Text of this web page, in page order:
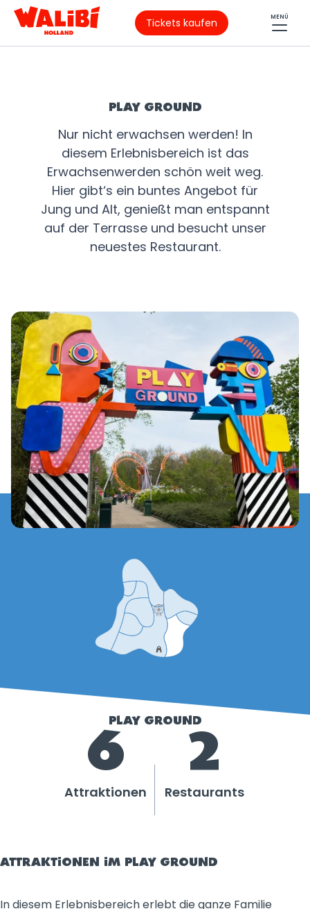
Tickets kaufen MENÜ
PLAY GROUND
Nur nicht erwachsen werden! In
diesem Erlebnisbereich ist das
Erwachsenwerden schön weit weg.
Hier gibt‘s ein buntes Angebot für
Jung und Alt, genießt man entspannt
auf der Terrasse und besucht unser
neuestes Restaurant.
PLAY GROUND
6
Attraktionen
2
Restaurants
ATTRAKTIONEN IM PLAY GROUND
In diesem Erlebnisbereich erlebt die ganze Familie